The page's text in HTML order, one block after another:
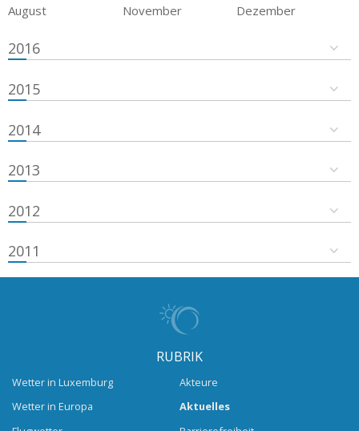
August
November Dezember
2016
2015
2014
2013
2012
2011
RUBRIK
Wetter in Luxemburg
Wetter in Europa
Akteure
Aktuelles